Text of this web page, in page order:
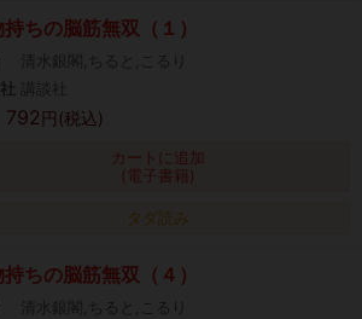
ちの脳筋無双（１）
清水銀閣,ちると,こるり
講談社
792 円(税込)
カートに追加
(電子書籍)
タダ読み
ちの脳筋無双（４）
清水銀閣,ちると,こるり